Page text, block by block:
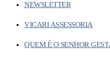
NEWSLETTER
VICARI ASSESSORIA
QUEM É O SENHOR